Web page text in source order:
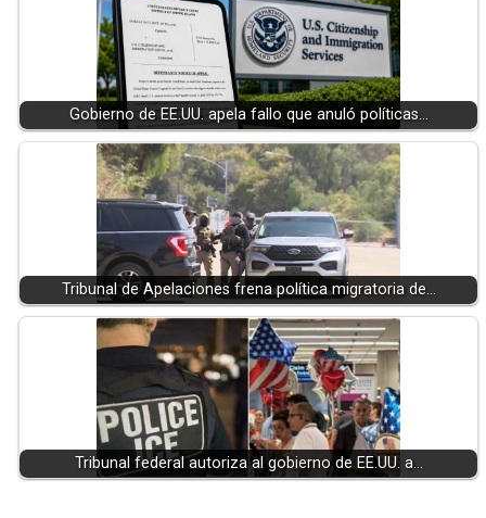
Gobierno de EE.UU. apela fallo que anuló políticas…
Tribunal de Apelaciones frena política migratoria de…
Tribunal federal autoriza al gobierno de EE.UU. a…